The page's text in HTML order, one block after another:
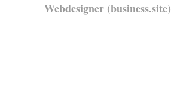
Webdesigner (business.site)